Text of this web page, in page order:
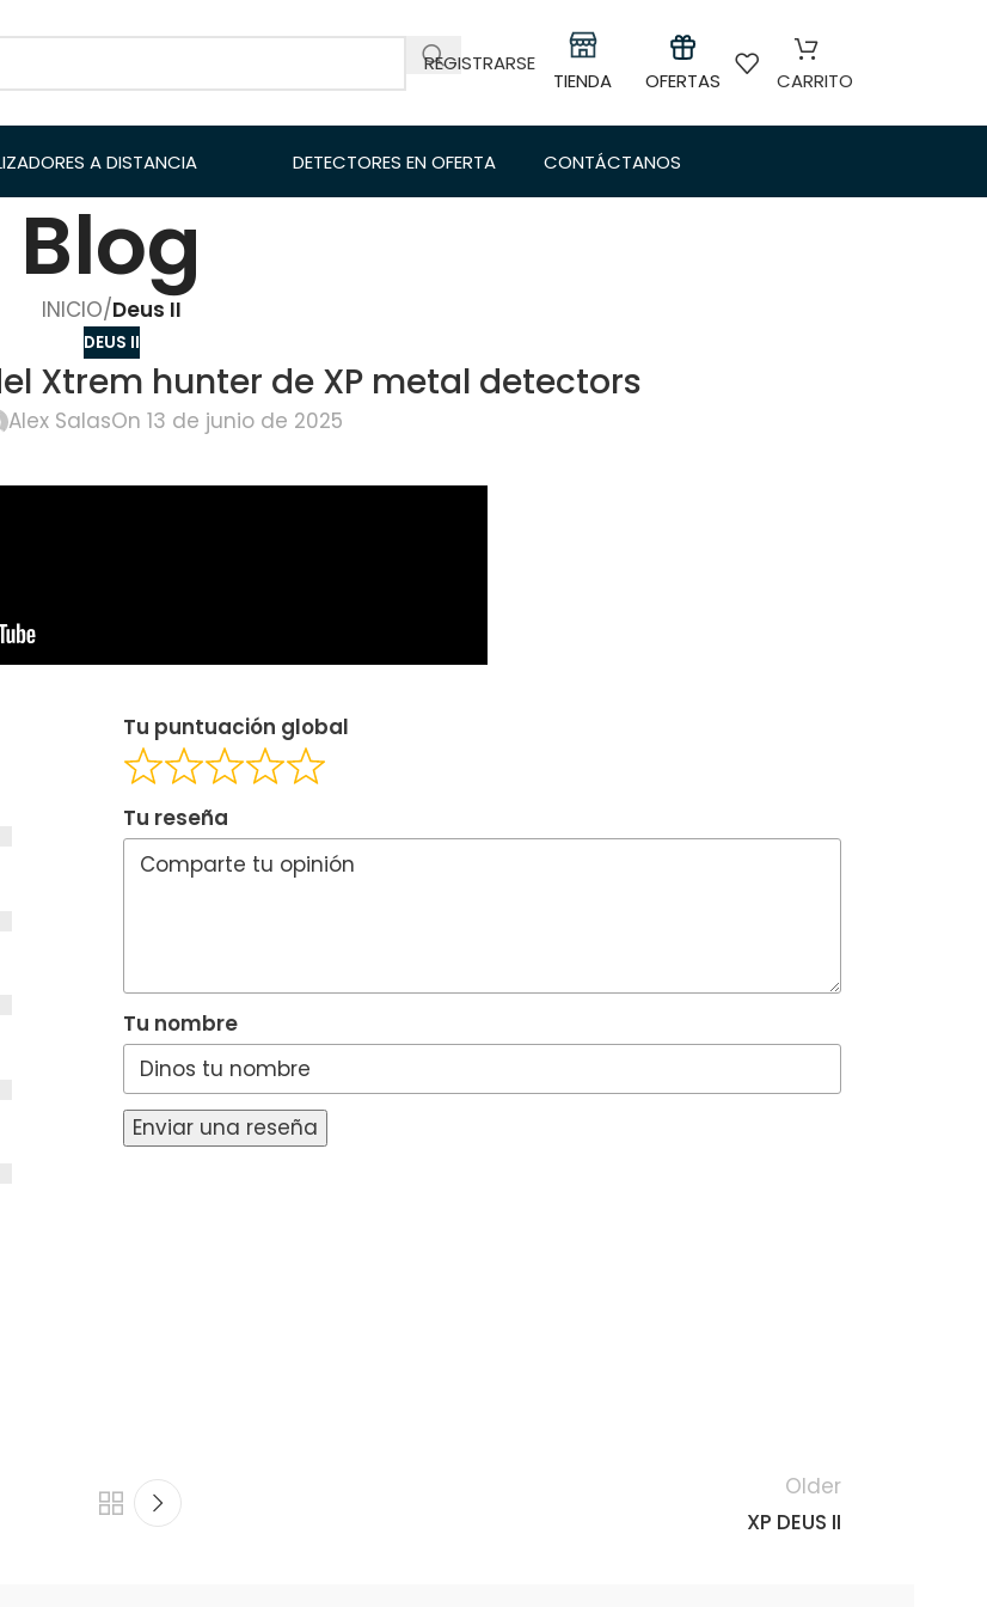
REGISTRARSE
TIENDA OFERTAS CARRITO
A DISTANCIA DETECTORES EN OFERTA CONTÁCTANOS
Blog
INICIO/Deus II
DEUS II
Xtrem hunter de XP metal detectors
Alex SalasOn 13 de junio de 2025
Tu puntuación global
Tu reseña
Tu nombre
Enviar una reseña
Older
XP DEUS II